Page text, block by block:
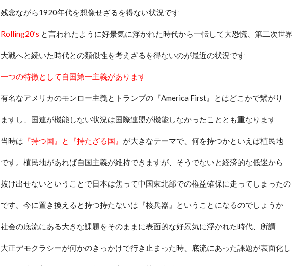
残念ながら1920年代を想像せざるを得ない状況です
Rolling20’s と言われたように好景気に浮かれた時代から一転して大恐慌、第二次世界
大戦へと続いた時代との類似性を考えざるを得ないのが最近の状況です
一つの特徴として自国第一主義があります
有名なアメリカのモンロー主義とトランプの『America First 』とはどこかで繋がり
ますし、国連が機能しない状況は国際連盟が機能しなかったこととも重なります
当時は 『持つ国』と『持たざる国』 が大きなテーマで、何を持つかといえば植民地
です。植民地があれば自国主義が維持できますが、そうでないと経済的な低迷から
抜け出せないということで日本は焦って中国東北部での権益確保に走ってしまったの
です。今に置き換えると持つ持たないは『核兵器』ということになるのでしょうか
社会の底流にある大きな課題をそのままに表面的な好景気に浮かれた時代、所謂
大正デモクラシーが何かのきっかけで行き止まった時、底流にあった課題が表面化し